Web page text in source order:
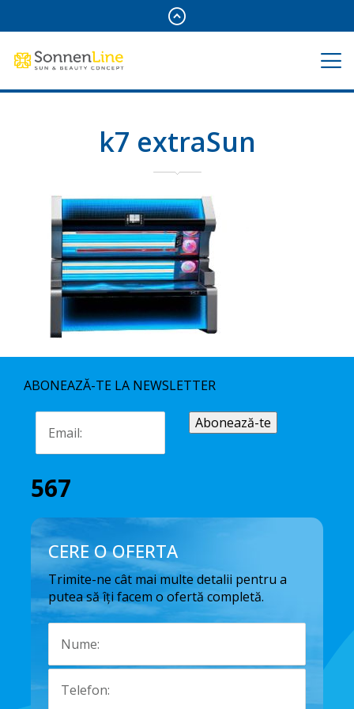
k7 extraSun
ABONEAZĂ-TE LA NEWSLETTER
567
CERE O OFERTA
Trimite-ne cât mai multe detalii pentru a
putea să îți facem o ofertă completă.